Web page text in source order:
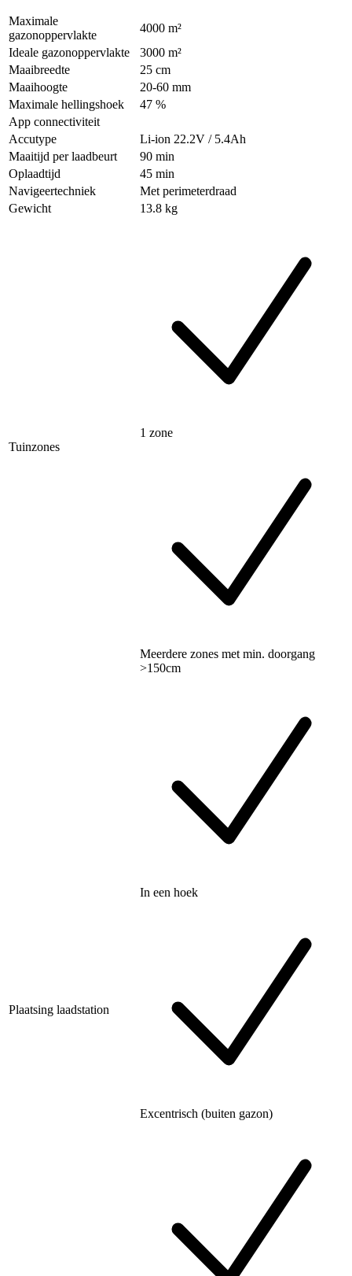
Maximale
gazonoppervlakte
4000 m²
Ideale gazonoppervlakte
3000 m²
Maaibreedte
25 cm
Maaihoogte
20-60 mm
Maximale hellingshoek
47 %
App connectiviteit
Accutype
Li-ion 22.2V / 5.4Ah
Maaitijd per laadbeurt
90 min
Oplaadtijd
45 min
Navigeertechniek
Met perimeterdraad
Gewicht
13.8 kg
Tuinzones
1 zone
Meerdere zones met min. doorgang
>150cm
Plaatsing laadstation
In een hoek
Excentrisch (buiten gazon)